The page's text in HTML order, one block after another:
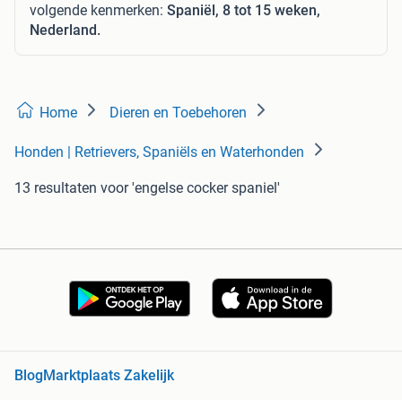
volgende kenmerken: Spaniël, 8 tot 15 weken,
Nederland.
Home Dieren en Toebehoren
Honden | Retrievers, Spaniëls en Waterhonden
13 resultaten voor 'engelse cocker spaniel'
BlogMarktplaats Zakelijk